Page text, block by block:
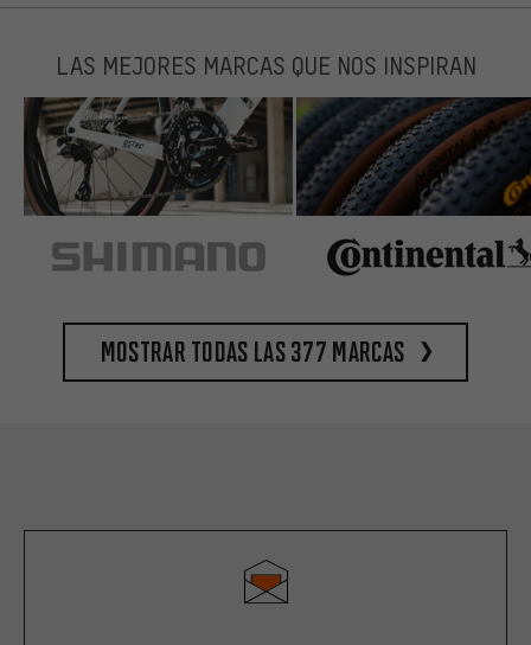
LAS MEJORES MARCAS QUE NOS INSPIRAN
Mostrar todas las 377 marcas